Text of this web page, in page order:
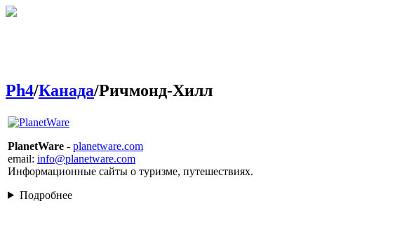
Ph4/Канада/Ричмонд-Хилл
PlanetWare - planetware.com
email: info@planetware.com
Информационные сайты о туризме, путешествиях.
Подробнее